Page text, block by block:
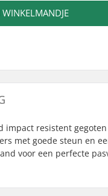
WINKELMANDJE
impact resistent gegoten
met goede steun en
voor een perfecte